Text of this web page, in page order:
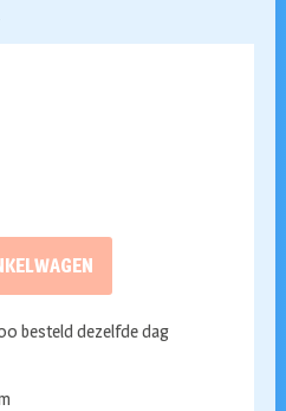
besteld dezelfde dag